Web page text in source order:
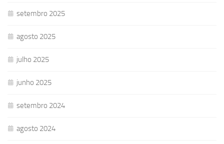
setembro 2025
agosto 2025
julho 2025
junho 2025
setembro 2024
agosto 2024